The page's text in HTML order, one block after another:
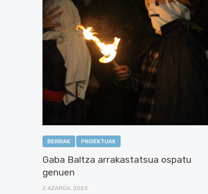
BERRIAK PROIEKTUAK
Gaba Baltza arrakastatsua ospatu
genuen
2 AZAROA, 2023